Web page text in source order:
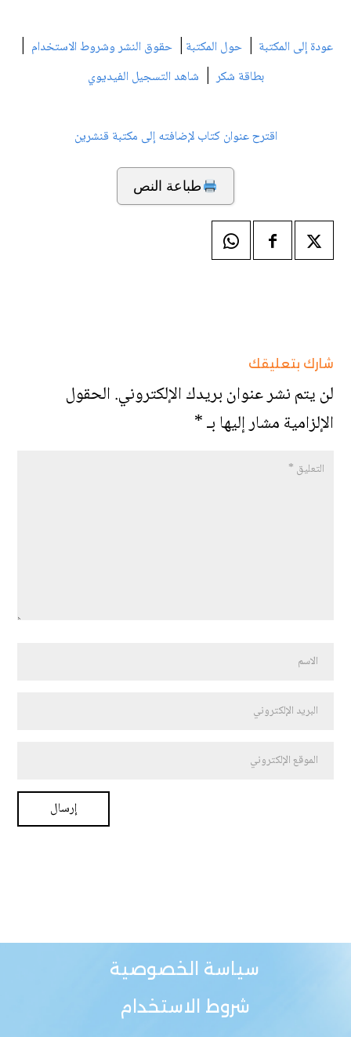
عودة إلى المكتبة | حول المكتبة | حقوق النشر وشروط الاستخدام |
بطاقة شكر| شاهد التسجيل الفيديوي
اقترح عنوان كتاب لإضافته إلى مكتبة قنشرين
طباعة النص
شارك بتعليقك
لن يتم نشر عنوان بريدك الإلكتروني.الحقول
الإلزامية مشار إليها بـ*
سياسة الخصوصية
شروط الاستخدام